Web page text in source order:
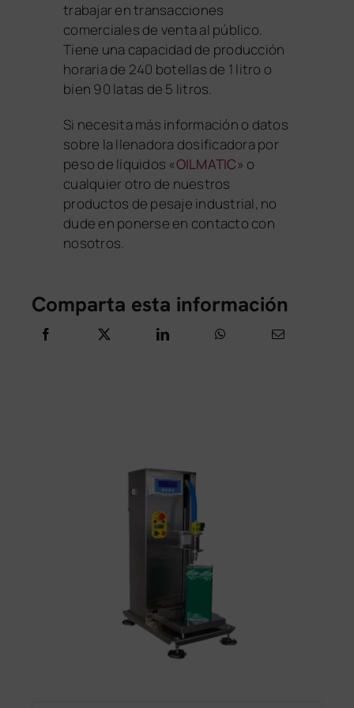
trabajar en transacciones
comerciales de venta al público.
Tiene una capacidad de producción
horaria de 240 botellas de 1 litro o
bien 90 latas de 5 litros.
Si necesita más información o datos
sobre la llenadora dosificadora por
peso de líquidos «OILMATIC» o
cualquier otro de nuestros
productos de pesaje industrial, no
dude en ponerse en contacto con
nosotros.
Comparta esta información